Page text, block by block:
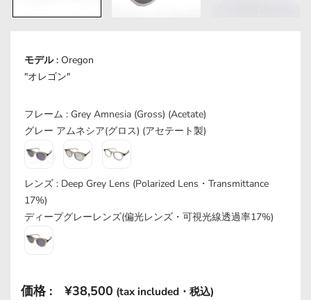
モデル : Oregon
"オレゴン"
フレーム : Grey Amnesia (Gross) (Acetate)
グレー アムネシア(グロス) (アセテート製)
レンズ : Deep Grey Lens (Polarized Lens・Transmittance
17%)
ディープグレーレンズ(偏光レンズ・可視光線透過率17%)
Translation
価格 : ¥38,500 (tax included・税込)